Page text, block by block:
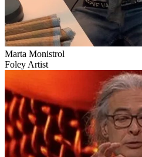
Marta Monistrol
Foley Artist